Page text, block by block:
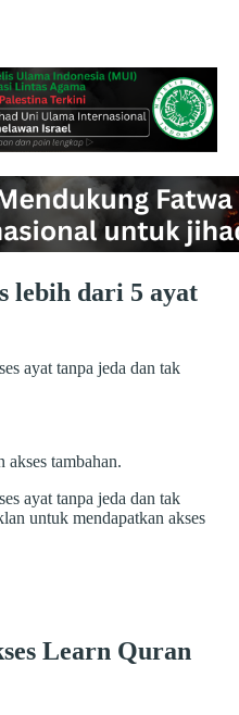
lebih dari 5 ayat
ayat tanpa jeda dan tak
tambahan.
ayat tanpa jeda dan tak
untuk mendapatkan akses
Learn Quran